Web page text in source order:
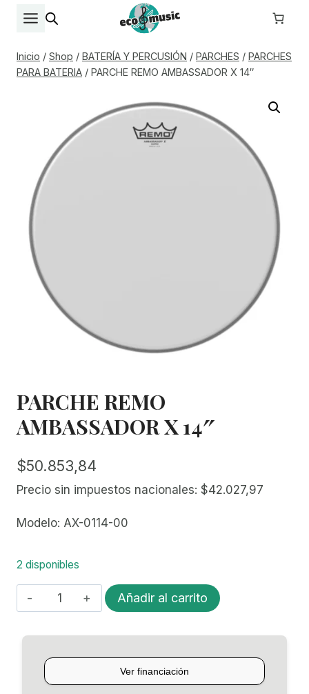
Inicio / Shop / BATERÍA Y PERCUSIÓN / PARCHES / PARCHES
PARA BATERIA / PARCHE REMO AMBASSADOR X 14″
PARCHE REMO
AMBASSADOR X 14″
$50.853,84
Precio sin impuestos nacionales: $42.027,97
Modelo: AX-0114-00
2 disponibles
PARCHE
REMO
14"
cantidad
Añadir al carrito